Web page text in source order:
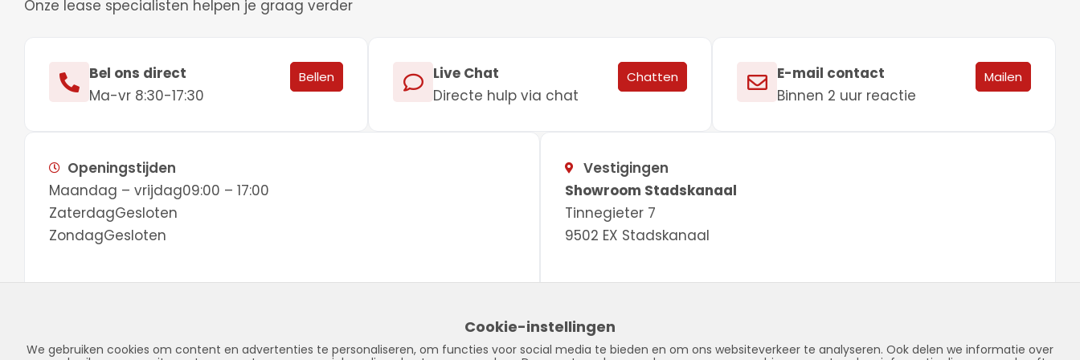
Onze lease specialisten helpen je graag verder
Bel ons direct
Ma-vr 8:30-17:30
Bellen
Live Chat
Directe hulp via chat
Chatten
E-mail contact
Binnen 2 uur reactie
Mailen
Openingstijden
Maandag – vrijdag09:00 – 17:00
ZaterdagGesloten
ZondagGesloten
Vestigingen
Showroom Stadskanaal
Tinnegieter 7
9502 EX Stadskanaal
Cookie-instellingen
We gebruiken cookies om content en advertenties te personaliseren, om functies voor social media te bieden en om ons websiteverkeer te analyseren. Ook delen we informatie over